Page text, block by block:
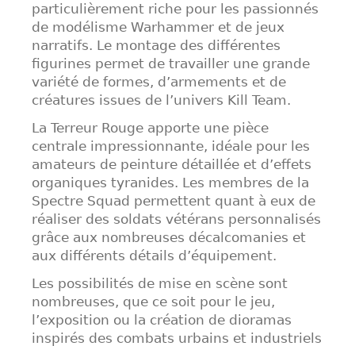
particulièrement riche pour les passionnés
de modélisme Warhammer et de jeux
narratifs. Le montage des différentes
figurines permet de travailler une grande
variété de formes, d’armements et de
créatures issues de l’univers Kill Team.
La Terreur Rouge apporte une pièce
centrale impressionnante, idéale pour les
amateurs de peinture détaillée et d’effets
organiques tyranides. Les membres de la
Spectre Squad permettent quant à eux de
réaliser des soldats vétérans personnalisés
grâce aux nombreuses décalcomanies et
aux différents détails d’équipement.
Les possibilités de mise en scène sont
nombreuses, que ce soit pour le jeu,
l’exposition ou la création de dioramas
inspirés des combats urbains et industriels